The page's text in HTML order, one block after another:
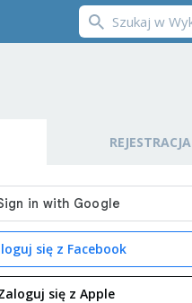
REJESTRACJA
się z Facebook
się z Apple